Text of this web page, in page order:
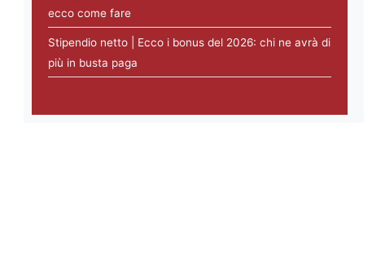
ecco come fare
Stipendio netto | Ecco i bonus del 2026: chi ne avrà di
più in busta paga